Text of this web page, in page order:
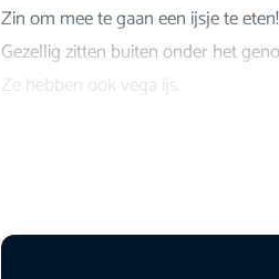
Zin om mee te gaan een ijsje te eten!
Gezellig zitten buiten onder het
Ze hebben ook vega ijs.